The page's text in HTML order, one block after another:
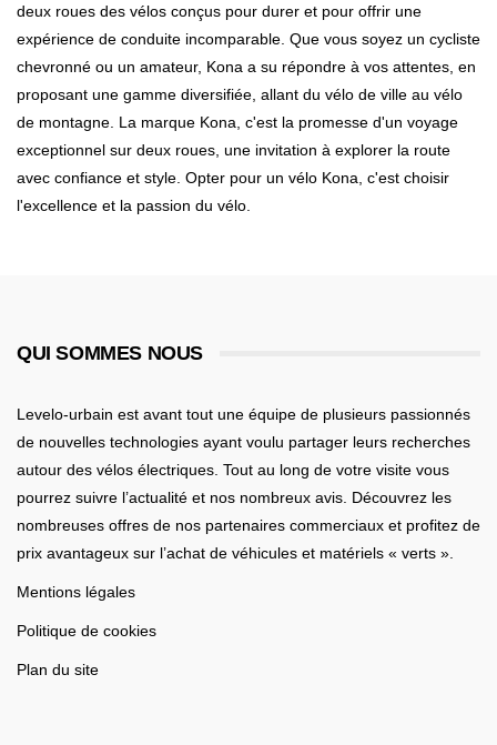
deux roues des vélos conçus pour durer et pour offrir une
expérience de conduite incomparable. Que vous soyez un cycliste
chevronné ou un amateur, Kona a su répondre à vos attentes, en
proposant une gamme diversifiée, allant du vélo de ville au vélo
de montagne. La marque Kona, c'est la promesse d'un voyage
exceptionnel sur deux roues, une invitation à explorer la route
avec confiance et style. Opter pour un vélo Kona, c'est choisir
l'excellence et la passion du vélo.
QUI SOMMES NOUS
Levelo-urbain est avant tout une équipe de plusieurs passionnés
de nouvelles technologies ayant voulu partager leurs recherches
autour des vélos électriques. Tout au long de votre visite vous
pourrez suivre l’actualité et nos nombreux avis. Découvrez les
nombreuses offres de nos partenaires commerciaux et profitez de
prix avantageux sur l’achat de véhicules et matériels « verts ».
Mentions légales
Politique de cookies
Plan du site